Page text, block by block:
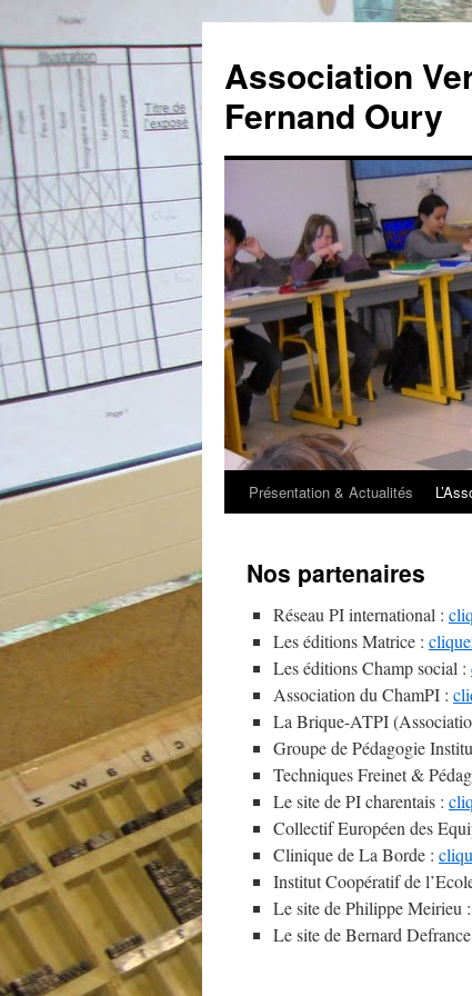
Association
Fernand Oury
Aller
contenu
Présentation & Actualités
Nos partenaires
Réseau PI international :
Les éditions Matrice :
Les éditions Champ social :
Association du ChamPI :
La Brique-ATPI
Groupe de Pédagogie
Techniques Freinet &
Le site de PI charentais :
Collectif Européen des
Clinique de La Borde :
Institut Coopératif de
Le site de Philippe Meirieu :
Le site de Bernard